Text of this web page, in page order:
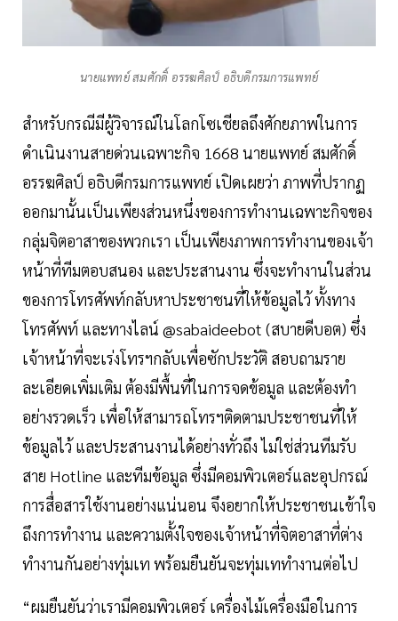
นายแพทย์ สมศักดิ์ อรรฆศิลป์ อธิบดีกรมการแพทย์
สำหรับกรณีมีผู้วิจารณ์ในโลกโซเชียลถึงศักยภาพในการ
ดำเนินงานสายด่วนเฉพาะกิจ 1668 นายแพทย์ สมศักดิ์
อรรฆศิลป์ อธิบดีกรมการแพทย์ เปิดเผยว่า ภาพที่ปรากฏ
ออกมานั้นเป็นเพียงส่วนหนึ่งของการทำงานเฉพาะกิจของ
กลุ่มจิตอาสาของพวกเรา เป็นเพียงภาพการทำงานของเจ้า
หน้าที่ทีมตอบสนอง และประสานงาน ซึ่งจะทำงานในส่วน
ของการโทรศัพท์กลับหาประชาชนที่ให้ข้อมูลไว้ ทั้งทาง
โทรศัพท์ และทางไลน์ @sabaideebot (สบายดีบอต) ซึ่ง
เจ้าหน้าที่จะเร่งโทรฯกลับเพื่อซักประวัติ สอบถามราย
ละเอียดเพิ่มเติม ต้องมีพื้นที่ในการจดข้อมูล และต้องทำ
อย่างรวดเร็ว เพื่อให้สามารถโทรฯติดตามประชาชนที่ให้
ข้อมูลไว้ และประสานงานได้อย่างทั่วถึง ไม่ใช่ส่วนทีมรับ
สาย Hotline และทีมข้อมูล ซึ่งมีคอมพิวเตอร์และอุปกรณ์
การสื่อสารใช้งานอย่างแน่นอน จึงอยากให้ประชาชนเข้าใจ
ถึงการทำงาน และความตั้งใจของเจ้าหน้าที่จิตอาสาที่ต่าง
ทำงานกันอย่างทุ่มเท พร้อมยืนยันจะทุ่มเททำงานต่อไป
“ผมยืนยันว่าเรามีคอมพิวเตอร์ เครื่องไม้เครื่องมือในการ